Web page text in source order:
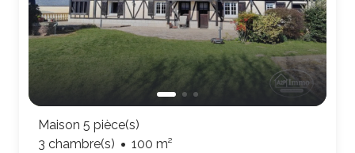
Maison 5 pièce(s)
3 chambre(s)
100 m²